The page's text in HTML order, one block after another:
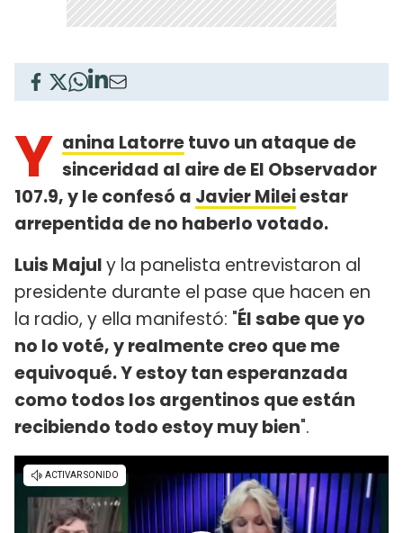
Y anina Latorretuvo un ataque de
sinceridad al aire de El Observador
107.9, y le confesó a Javier Mileiestar
arrepentida de no haberlo votado.
Luis Majuly la panelista entrevistaron al
presidente durante el pase que hacen en
la radio, y ella manifestó: "Él sabe que yo
no lo voté, y realmente creo que me
equivoqué. Y estoy tan esperanzada
como todos los argentinos que están
recibiendo todo estoy muy bien".